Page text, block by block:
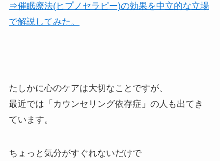
⇒催眠療法(ヒプノセラピー)の効果を中立的な立場
で解説してみた。
たしかに心のケアは大切なことですが、
最近では「カウンセリング依存症」の人も出てき
ています。
ちょっと気分がすぐれないだけで